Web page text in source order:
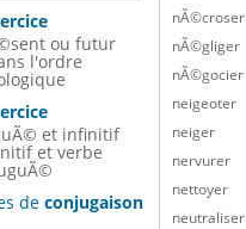
nÃ©croser
nÃ©gliger
nÃ©gocier
neigeoter
neiger
nervurer
nettoyer
neutraliser
ou futur
l'ordre
et infinitif
et verbe
deconjugaison